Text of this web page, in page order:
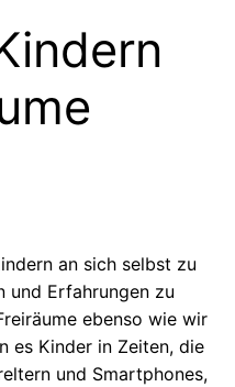
an sich selbst zu
und Erfahrungen zu
ebenso wie wir
es Kinder in Zeiten, die
und Smartphones,